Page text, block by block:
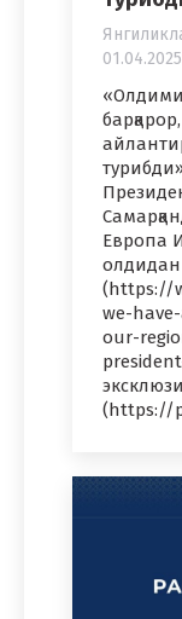
01.04.2025
Европа
(https://
we-
our-
(https://